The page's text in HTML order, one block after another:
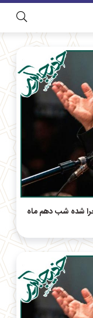
شده شب دهم ماه